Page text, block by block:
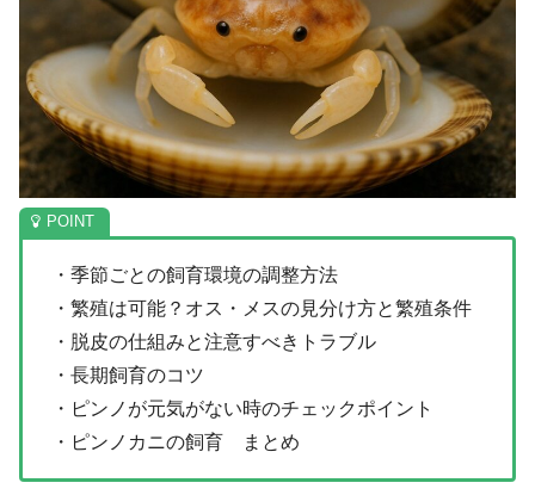
・季節ごとの飼育環境の調整方法
・繁殖は可能？オス・メスの見分け方と繁殖条件
・脱皮の仕組みと注意すべきトラブル
・長期飼育のコツ
・ピンノが元気がない時のチェックポイント
・ピンノカニの飼育 まとめ